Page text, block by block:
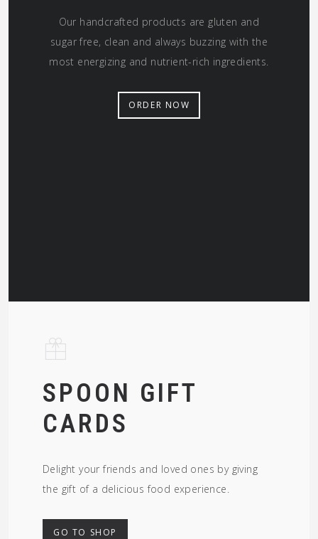
Our handcrafted products are gluten and
sugar free, clean and always buzzing with the
most energizing and nutrient-rich ingredients.
ORDER NOW
SPOON GIFT
CARDS
Delight your friends and loved ones by giving
the gift of a delicious food experience.
GO TO SHOP